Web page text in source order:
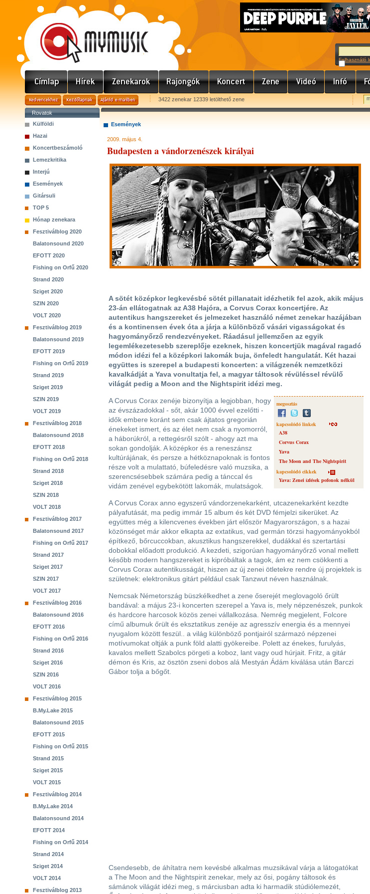
Felhasználó
3422 zenekar 12339 letölthető zene
Rovatok
Külföldi
Hazai
Koncertbeszámoló
Lemezkritika
Interjú
Események
Gitársuli
TOP 5
Hónap zenekara
Fesztiválblog 2020
Balatonsound 2020
EFOTT 2020
Fishing on Orfű 2020
Strand 2020
Sziget 2020
SZIN 2020
VOLT 2020
Fesztiválblog 2019
Balatonsound 2019
EFOTT 2019
Fishing on Orfű 2019
Strand 2019
Sziget 2019
SZIN 2019
VOLT 2019
Fesztiválblog 2018
Balatonsound 2018
EFOTT 2018
Fishing on Orfű 2018
Strand 2018
Sziget 2018
SZIN 2018
VOLT 2018
Fesztiválblog 2017
Balatonsound 2017
Fishing on Orfű 2017
Strand 2017
Sziget 2017
SZIN 2017
VOLT 2017
Fesztiválblog 2016
Balatonsound 2016
EFOTT 2016
Fishing on Orfű 2016
Strand 2016
Sziget 2016
SZIN 2016
VOLT 2016
Fesztiválblog 2015
B.My.Lake 2015
Balatonsound 2015
EFOTT 2015
Fishing on Orfű 2015
Strand 2015
Sziget 2015
VOLT 2015
Fesztiválblog 2014
B.My.Lake 2014
Balatonsound 2014
EFOTT 2014
Fishing on Orfű 2014
Strand 2014
Sziget 2014
VOLT 2014
Fesztiválblog 2013
Események
2009. május 4.
Budapesten a vándorzenészek királyai
A sötét középkor legkevésbé sötét pillanatait idézhetik fel azok, akik május
23-án ellátogatnak az A38 Hajóra, a Corvus Corax koncertjére. Az
autentikus hangszereket és jelmezeket használó német zenekar hazájában
és a kontinensen évek óta a járja a különböző vásári vigasságokat és
hagyományőrző rendezvényeket. Ráadásul jellemzően az egyik
legemlékezetesebb szereplője ezeknek, hiszen koncertjük magával ragadó
módon idézi fel a középkori lakomák buja, önfeledt hangulatát. Két hazai
együttes is szerepel a budapesti koncerten: a világzenék nemzetközi
kavalkádját a Yava vonultatja fel, a magyar táltosok révüléssel révülő
világát pedig a Moon and the Nightspirit idézi meg.
megosztás
kapcsolódó linkek
A38
Corvus Corax
Yava
The Moon and The Nightspirit
kapcsolódó cikkek
Yava: Zenei ízlések pofonok nélkül
A Corvus Corax zenéje bizonyítja a legjobban, hogy
az évszázadokkal - sőt, akár 1000 évvel ezelőtti -
idők embere koránt sem csak ájtatos gregorián
énekeket ismert, és az élet nem csak a nyomorról,
a háborúkról, a rettegésről szólt - ahogy azt ma
sokan gondolják. A középkor és a reneszánsz
kultúrájának, és persze a hétköznapoknak is fontos
része volt a mulattató, búfeledésre való muzsika, a
szerencsésebbek számára pedig a tánccal és
vidám zenével egybekötött lakomák, mulatságok.
A Corvus Corax anno egyszerű vándorzenekarként, utcazenekarként kezdte
pályafutását, ma pedig immár 15 album és két DVD fémjelzi sikerüket. Az
együttes még a kilencvenes években járt először Magyarországon, s a hazai
közönséget már akkor elkapta az extatikus, vad germán törzsi hagyományokból
építkező, bőrcuccokban, akusztikus hangszerekkel, dudákkal és szertartási
dobokkal előadott produkció. A kezdeti, szigorúan hagyományőrző vonal mellett
később modern hangszereket is kipróbáltak a tagok, ám ez nem csökkenti a
Corvus Corax autentikusságát, hiszen az új zenei ötletekre rendre új projektek is
születnek: elektronikus gitárt például csak Tanzwut néven használnak.
Nemcsak Németország büszkélkedhet a zene őserejét meglovagoló őrült
bandával: a május 23-i koncerten szerepel a Yava is, mely népzenészek, punkok
és hardcore harcosok közös zenei vállalkozása. Nemrég megjelent, Folcore
című albumuk őrült és eksztatikus zenéje az agresszív energia és a mennyei
nyugalom között feszül.. a világ különböző pontjairól származó népzenei
motívumokat oltják a punk föld alatti gyökereibe. Polett az énekes, furulyás,
kavalos mellett Szabolcs pörgeti a koboz, lant vagy oud húrjait. Fritz, a gitár
démon és Kris, az ösztön zseni dobos alá Mestyán Ádám kiválása után Barczi
Gábor tolja a bőgőt.
Csendesebb, de áhítatra nem kevésbé alkalmas muzsikával várja a látogatókat
a The Moon and the Nightspirit zenekar, mely az ősi, pogány táltosok és
sámánok világát idézi meg, s márciusban adta ki harmadik stúdiólemezét,